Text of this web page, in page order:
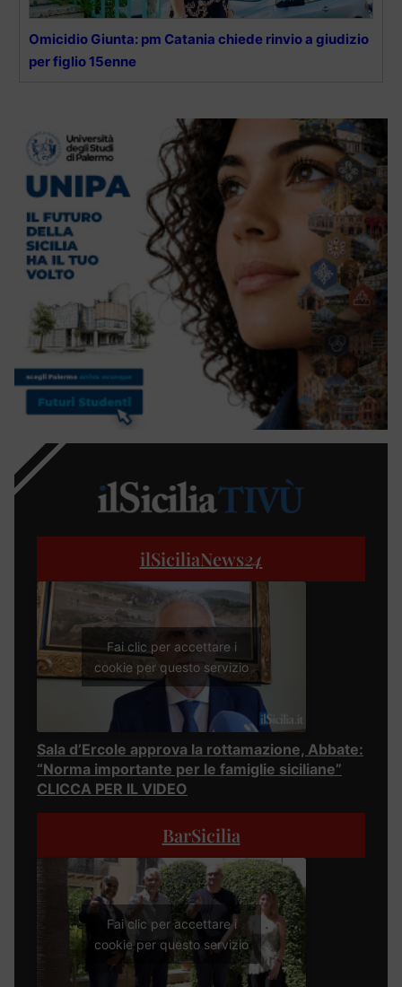
Omicidio Giunta: pm Catania chiede rinvio a giudizio
per figlio 15enne
ilSiciliaNews24
Fai clic per accettare i
cookie per questo servizio
Sala d’Ercole approva la rottamazione, Abbate:
“Norma importante per le famiglie siciliane”
CLICCA PER IL VIDEO
BarSicilia
Fai clic per accettare i
cookie per questo servizio